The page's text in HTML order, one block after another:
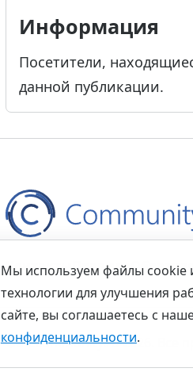
Информация
Посетители,
данной публикации.
КонтактыПравила
©thecommunity.ru 2026. Все
Мы используем файлы cookie
технологии для улучшения
сайте, вы соглашаетесь с
конфиденциальности.